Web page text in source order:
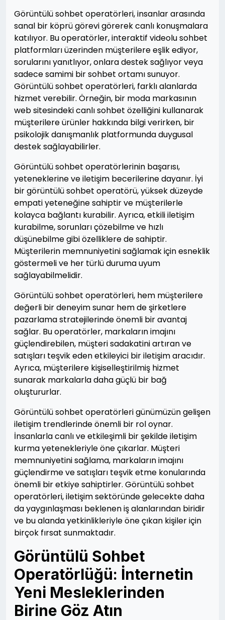
Görüntülü sohbet operatörleri, insanlar arasında
sanal bir köprü görevi görerek canlı konuşmalara
katılıyor. Bu operatörler, interaktif videolu sohbet
platformları üzerinden müşterilere eşlik ediyor,
sorularını yanıtlıyor, onlara destek sağlıyor veya
sadece samimi bir sohbet ortamı sunuyor.
Görüntülü sohbet operatörleri, farklı alanlarda
hizmet verebilir. Örneğin, bir moda markasının
web sitesindeki canlı sohbet özelliğini kullanarak
müşterilere ürünler hakkında bilgi verirken, bir
psikolojik danışmanlık platformunda duygusal
destek sağlayabilirler.
Görüntülü sohbet operatörlerinin başarısı,
yeteneklerine ve iletişim becerilerine dayanır. İyi
bir görüntülü sohbet operatörü, yüksek düzeyde
empati yeteneğine sahiptir ve müşterilerle
kolayca bağlantı kurabilir. Ayrıca, etkili iletişim
kurabilme, sorunları çözebilme ve hızlı
düşünebilme gibi özelliklere de sahiptir.
Müşterilerin memnuniyetini sağlamak için esneklik
göstermeli ve her türlü duruma uyum
sağlayabilmelidir.
Görüntülü sohbet operatörleri, hem müşterilere
değerli bir deneyim sunar hem de şirketlere
pazarlama stratejilerinde önemli bir avantaj
sağlar. Bu operatörler, markaların imajını
güçlendirebilen, müşteri sadakatini artıran ve
satışları teşvik eden etkileyici bir iletişim aracıdır.
Ayrıca, müşterilere kişiselleştirilmiş hizmet
sunarak markalarla daha güçlü bir bağ
oluştururlar.
Görüntülü sohbet operatörleri günümüzün gelişen
iletişim trendlerinde önemli bir rol oynar.
İnsanlarla canlı ve etkileşimli bir şekilde iletişim
kurma yetenekleriyle öne çıkarlar. Müşteri
memnuniyetini sağlama, markaların imajını
güçlendirme ve satışları teşvik etme konularında
önemli bir etkiye sahiptirler. Görüntülü sohbet
operatörleri, iletişim sektöründe gelecekte daha
da yaygınlaşması beklenen iş alanlarından biridir
ve bu alanda yetkinlikleriyle öne çıkan kişiler için
birçok fırsat sunmaktadır.
Görüntülü Sohbet
Operatörlüğü: İnternetin
Yeni Mesleklerinden
Birine Göz Atın